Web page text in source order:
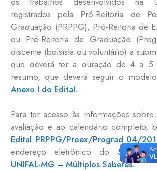
registrados pela Pró-Reitoria de
Graduação (PRPPG), Pró-Reitoria de
ou Pró-Reitoria de Graduação
discente (bolsista ou voluntário) a
que deverá ter a duração de 4 a 5
resumo, que deverá seguir o
Anexo I do Edital.
Para ter acesso às informações
avaliação e ao calendário completo,
Edital PRPPG/Proex/Prograd 04/
endereço eletrônico do 5°
UNIFAL-MG – Múltiplos Saberes.